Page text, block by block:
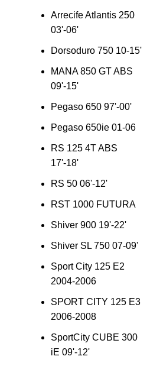
Arrecife Atlantis 250
03'-06'
Dorsoduro 750 10-15'
MANA 850 GT ABS
09'-15'
Pegaso 650 97'-00'
Pegaso 650ie 01-06
RS 125 4T ABS
17'-18'
RS 50 06'-12'
RST 1000 FUTURA
Shiver 900 19'-22'
Shiver SL 750 07-09'
Sport City 125 E2
2004-2006
SPORT CITY 125 E3
2006-2008
SportCity CUBE 300
iE 09'-12'